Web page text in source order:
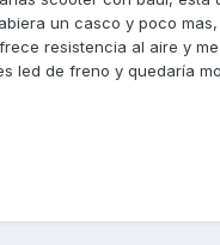
un casco y poco
resistencia al aire y
led de freno y quedaría